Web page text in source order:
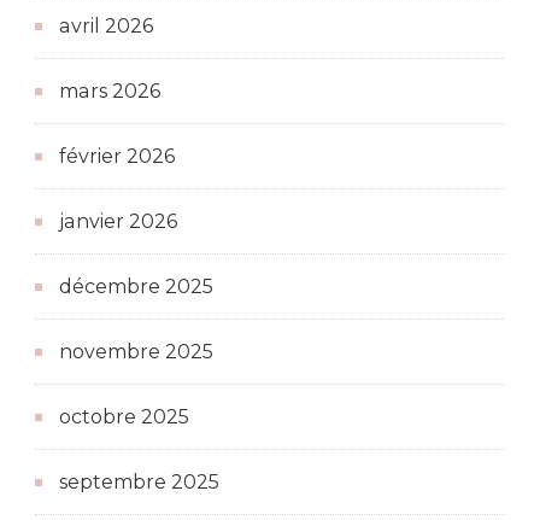
avril 2026
mars 2026
février 2026
janvier 2026
décembre 2025
novembre 2025
octobre 2025
septembre 2025